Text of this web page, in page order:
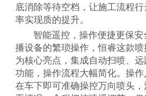
底消除等待空档，让施工流程
率实现质的提升。
智能遥控，操作便捷更保安
播设备的繁琐操作，恒睿这款
为核心亮点，集成自动扫喷、
功能，操作流程大幅简化。操作
在车下即可准确操控万向喷头